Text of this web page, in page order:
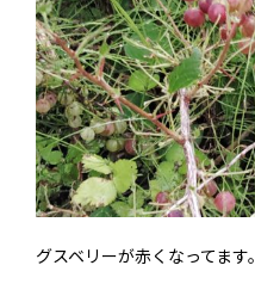
グスベリーが赤くなってます。